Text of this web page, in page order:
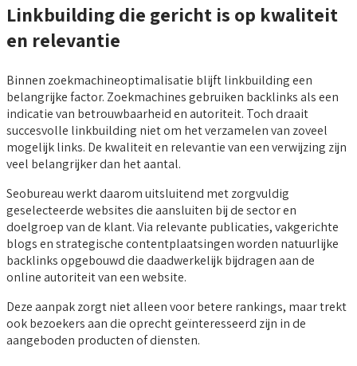
Linkbuilding die gericht is op kwaliteit
en relevantie
Binnen zoekmachineoptimalisatie blijft linkbuilding een
belangrijke factor. Zoekmachines gebruiken backlinks als een
indicatie van betrouwbaarheid en autoriteit. Toch draait
succesvolle linkbuilding niet om het verzamelen van zoveel
mogelijk links. De kwaliteit en relevantie van een verwijzing zijn
veel belangrijker dan het aantal.
Seobureau werkt daarom uitsluitend met zorgvuldig
geselecteerde websites die aansluiten bij de sector en
doelgroep van de klant. Via relevante publicaties, vakgerichte
blogs en strategische contentplaatsingen worden natuurlijke
backlinks opgebouwd die daadwerkelijk bijdragen aan de
online autoriteit van een website.
Deze aanpak zorgt niet alleen voor betere rankings, maar trekt
ook bezoekers aan die oprecht geïnteresseerd zijn in de
aangeboden producten of diensten.